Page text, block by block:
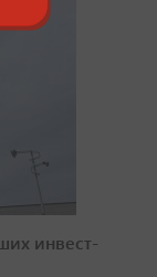
инвест-